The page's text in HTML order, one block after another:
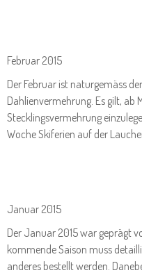
Februar 2015
Der Februar ist naturgemäss
Dahlienvermehrung. Es gilt, ab
Stecklingsvermehrung
Woche Skiferien auf der
Januar 2015
Der Januar 2015 war geprägt
kommende Saison muss
anderes bestellt werden.